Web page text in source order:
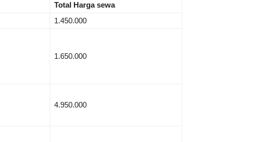
Total Harga sewa
1.450.000
1.650.000
4.950.000